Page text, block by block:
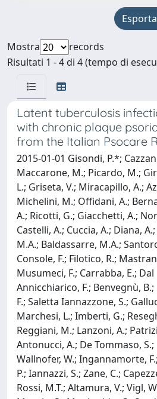
Mostra
records
Risultati 1 - 4 di 4 (tempo di
Latent tuberculosis
with chronic plaque
from the Italian Psocare
2015-01-01 Gisondi, P.*;
Maccarone, M.; Picardo, M.;
L.; Griseta, V.; Miracapillo, A.;
Michelini, M.; Offidani, A.;
A.; Ricotti, G.; Giacchetti, A.;
Castelli, A.; Cuccia, A.; Diana,
M.A.; Baldassarre, M.A.;
Console, F.; Filotico, R.;
Musumeci, F.; Carrabba, E.; Dal
Annicchiarico, F.; Benvegnù,
F.; Saletta Iannazzone, S.;
Marchesi, L.; Imberti, G.;
Reggiani, M.; Lanzoni, A.;
Antonucci, A.; De Tommaso, S.;
Wallnofer, W.; Ingannamorte,
P.; Iannazzi, S.; Zane, C.;
Rossi, M.T.; Altamura, V.; Vigl,